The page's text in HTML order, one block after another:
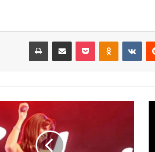
Odnoklassniki
‫Pocket مشاركة عبر البريد طباعة
ربيع